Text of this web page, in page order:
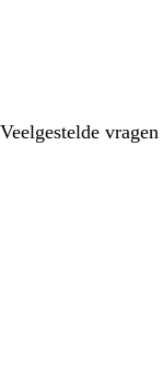
Veelgestelde vragen